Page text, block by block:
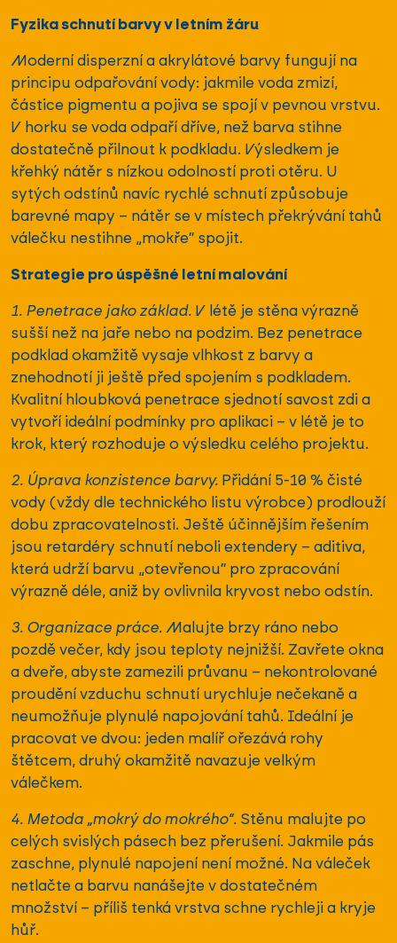
Fyzika schnutí barvy v letním žáru
Moderní disperzní a akrylátové barvy fungují na
principu odpařování vody: jakmile voda zmizí,
částice pigmentu a pojiva se spojí v pevnou vrstvu.
V horku se voda odpaří dříve, než barva stihne
dostatečně přilnout k podkladu. Výsledkem je
křehký nátěr s nízkou odolností proti otěru. U
sytých odstínů navíc rychlé schnutí způsobuje
barevné mapy – nátěr se v místech překrývání tahů
válečku nestihne „mokře“ spojit.
Strategie pro úspěšné letní malování
1. Penetrace jako základ. V létě je stěna výrazně
sušší než na jaře nebo na podzim. Bez penetrace
podklad okamžitě vysaje vlhkost z barvy a
znehodnotí ji ještě před spojením s podkladem.
Kvalitní hloubková penetrace sjednotí savost zdi a
vytvoří ideální podmínky pro aplikaci – v létě je to
krok, který rozhoduje o výsledku celého projektu.
2. Úprava konzistence barvy. Přidání 5-10 % čisté
vody (vždy dle technického listu výrobce) prodlouží
dobu zpracovatelnosti. Ještě účinnějším řešením
jsou retardéry schnutí neboli extendery – aditiva,
která udrží barvu „otevřenou“ pro zpracování
výrazně déle, aniž by ovlivnila kryvost nebo odstín.
3. Organizace práce. Malujte brzy ráno nebo
pozdě večer, kdy jsou teploty nejnižší. Zavřete okna
a dveře, abyste zamezili průvanu – nekontrolované
proudění vzduchu schnutí urychluje nečekaně a
neumožňuje plynulé napojování tahů. Ideální je
pracovat ve dvou: jeden malíř ořezává rohy
štětcem, druhý okamžitě navazuje velkým
válečkem.
4. Metoda „mokrý do mokrého“. Stěnu malujte po
celých svislých pásech bez přerušení. Jakmile pás
zaschne, plynulé napojení není možné. Na váleček
netlačte a barvu nanášejte v dostatečném
množství – příliš tenká vrstva schne rychleji a kryje
hůř.